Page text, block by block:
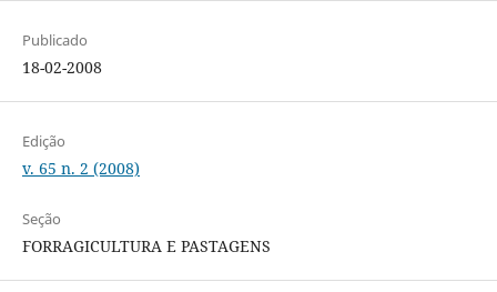
Publicado
18-02-2008
Edição
v. 65 n. 2 (2008)
Seção
FORRAGICULTURA E PASTAGENS